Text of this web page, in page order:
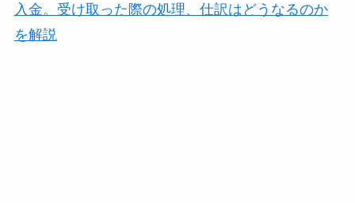
入金。受け取った際の処理、仕訳はどうなるのか
を解説